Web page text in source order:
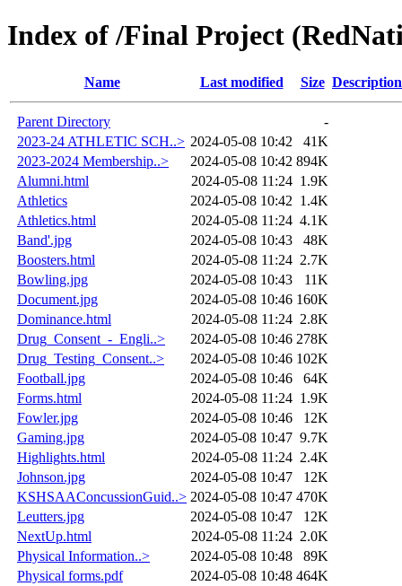
Index of /Final Project
Name Last modified Size Description
Parent Directory
-
2023-24 ATHLETIC SCH..> 2024-05-08 10:42
41K
2023-2024 Membership..>
2024-05-08 10:42 894K
Alumni.html
2024-05-08 11:24 1.9K
Athletics
2024-05-08 10:42 1.4K
Athletics.html
2024-05-08 11:24 4.1K
Band'.jpg
2024-05-08 10:43
48K
Boosters.html
2024-05-08 11:24 2.7K
Bowling.jpg
2024-05-08 10:43
11K
Document.jpg
2024-05-08 10:46 160K
Dominance.html
2024-05-08 11:24 2.8K
Drug_Consent_-_Engli..>
2024-05-08 10:46 278K
Drug_Testing_Consent..>
2024-05-08 10:46 102K
Football.jpg
2024-05-08 10:46
64K
Forms.html
2024-05-08 11:24 1.9K
Fowler.jpg
2024-05-08 10:46
12K
Gaming.jpg
2024-05-08 10:47 9.7K
Highlights.html
2024-05-08 11:24 2.4K
Johnson.jpg
2024-05-08 10:47
12K
KSHSAAConcussionGuid..> 2024-05-08 10:47 470K
Leutters.jpg
2024-05-08 10:47
12K
NextUp.html
2024-05-08 11:24 2.0K
Physical Information..>
2024-05-08 10:48
89K
Physical forms.pdf
2024-05-08 10:48 464K